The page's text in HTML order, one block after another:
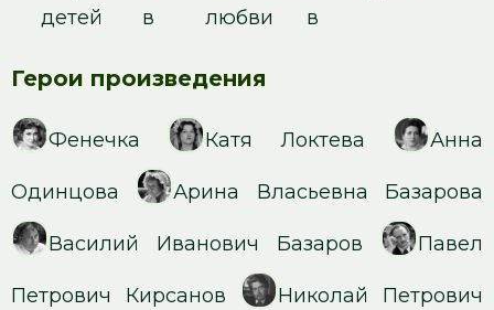
детей в
любви в
Герои произведения
Фенечка Катя Локтева Анна
Одинцова Арина Власьевна Базарова
Василий Иванович Базаров Павел
Петрович Кирсанов Николай Петрович